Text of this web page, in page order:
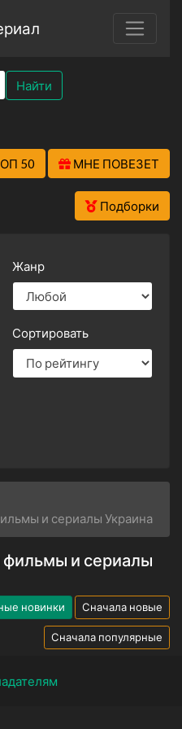
Найти
50 МНЕ ПОВЕЗЕТ
Подборки
Жанр
Сортировать
и сериалы Украина
и сериалы
новинки Сначала новые
Сначала популярные